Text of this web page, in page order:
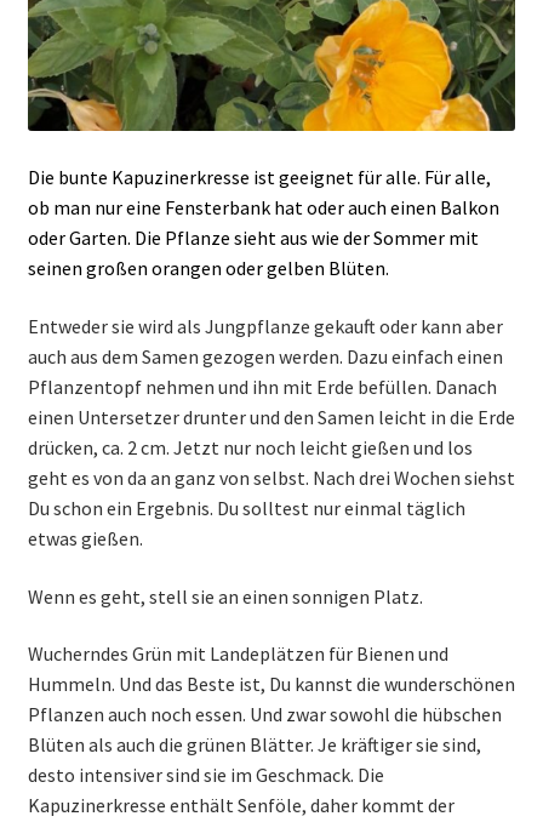
Die bunte Kapuzinerkresse ist geeignet für alle. Für alle,
ob man nur eine Fensterbank hat oder auch einen Balkon
oder Garten. Die Pflanze sieht aus wie der Sommer mit
seinen großen orangen oder gelben Blüten.
Entweder sie wird als Jungpflanze gekauft oder kann aber
auch aus dem Samen gezogen werden. Dazu einfach einen
Pflanzentopf nehmen und ihn mit Erde befüllen. Danach
einen Untersetzer drunter und den Samen leicht in die Erde
drücken, ca. 2 cm. Jetzt nur noch leicht gießen und los
geht es von da an ganz von selbst. Nach drei Wochen siehst
Du schon ein Ergebnis. Du solltest nur einmal täglich
etwas gießen.
Wenn es geht, stell sie an einen sonnigen Platz.
Wucherndes Grün mit Landeplätzen für Bienen und
Hummeln. Und das Beste ist, Du kannst die wunderschönen
Pflanzen auch noch essen. Und zwar sowohl die hübschen
Blüten als auch die grünen Blätter. Je kräftiger sie sind,
desto intensiver sind sie im Geschmack. Die
Kapuzinerkresse enthält Senföle, daher kommt der